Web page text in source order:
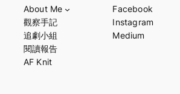
About Me
觀察手記
追劇小組
閱讀報告
AF Knit
Facebook
Instagram
Medium